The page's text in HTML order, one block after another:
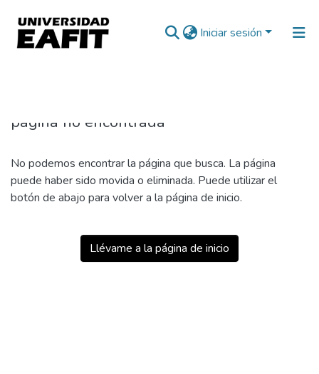
Iniciar sesión
página no encontrada
No podemos encontrar la página que busca. La página
puede haber sido movida o eliminada. Puede utilizar el
botón de abajo para volver a la página de inicio.
Llévame a la página de inicio